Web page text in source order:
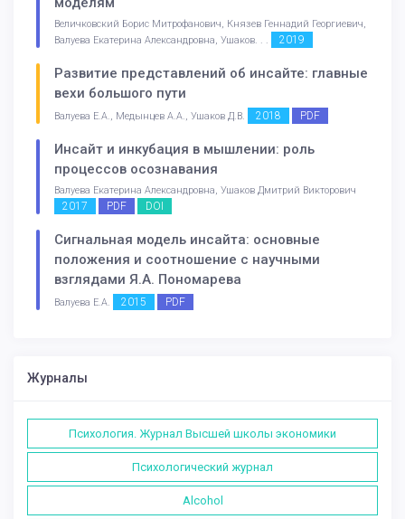
Величковский Борис Митрофанович, Князев Геннадий Георгиевич,
Валуева Екатерина Александровна, Ушаков. . .
2019
Развитие представлений об инсайте: главные
вехи большого пути
Валуева Е.А., Медынцев А.А., Ушаков Д.В. 2018 PDF
Инсайт и инкубация в мышлении: роль
процессов осознавания
Валуева Екатерина Александровна, Ушаков Дмитрий Викторович
2017 PDF DOI
Сигнальная модель инсайта: основные
положения и соотношение с научными
взглядами Я.А. Пономарева
Валуева Е.А. 2015 PDF
Журналы
Психология. Журнал Высшей школы экономики
Психологический журнал
Alcohol